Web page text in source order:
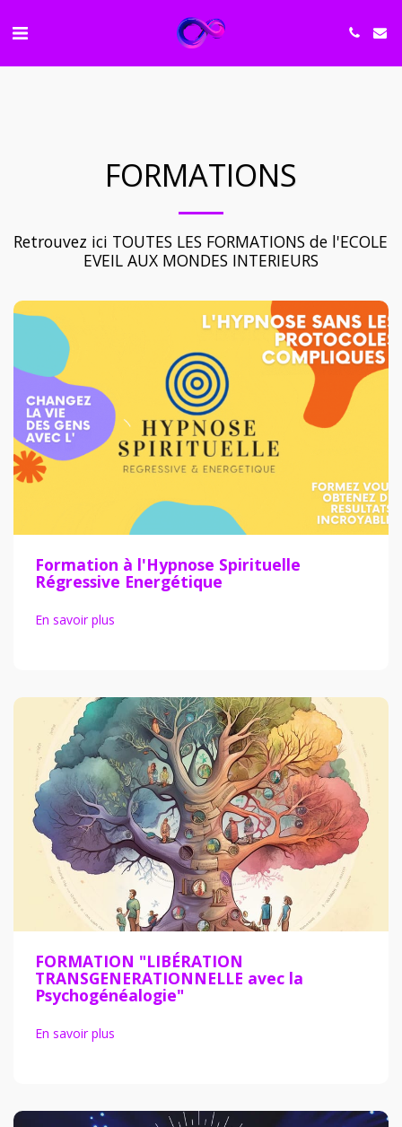
FORMATIONS
Retrouvez ici TOUTES LES FORMATIONS de l'ECOLE
EVEIL AUX MONDES INTERIEURS
Formation à l'Hypnose Spirituelle
Régressive Energétique
En savoir plus
FORMATION "LIBÉRATION
TRANSGENERATIONNELLE avec la
Psychogénéalogie"
En savoir plus